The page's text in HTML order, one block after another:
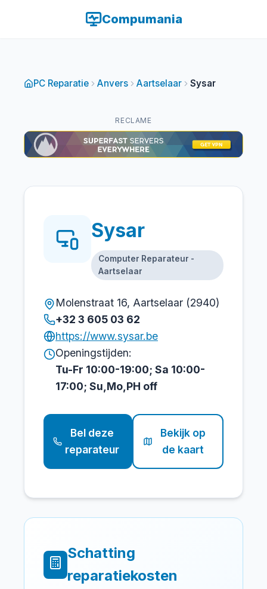
Compumania
PC Reparatie Anvers Aartselaar Sysar
RECLAME
Sysar
Computer Reparateur -
Aartselaar
Molenstraat 16, Aartselaar (2940)
+32 3 605 03 62
https://www.sysar.be
Openingstijden:
Tu-Fr 10:00-19:00; Sa 10:00-
17:00; Su,Mo,PH off
Bel deze
reparateur
Bekijk op
de kaart
Schatting
reparatiekosten